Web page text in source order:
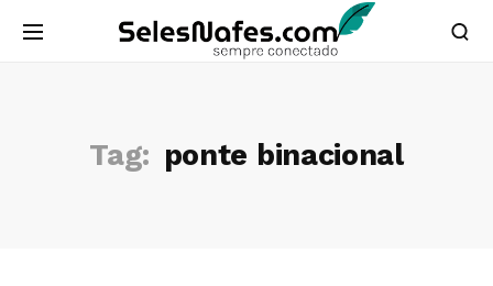
Tag: ponte binacional